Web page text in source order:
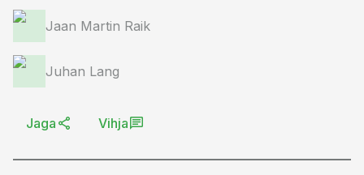
Jaan Martin Raik
Juhan Lang
Jaga Vihja